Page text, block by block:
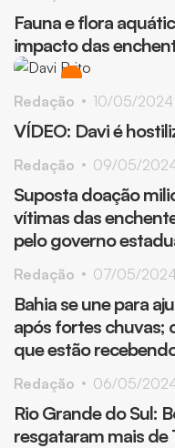
Fauna e flora
impacto das
VÍDEO: Davi é
Redação 10/05/2024
Suposta doação
vítimas das
pelo governo
Redação 09/05/
Bahia se une para
após fortes chuvas;
que estão
Redação 07/05/2024
Rio Grande do Sul:
resgataram mais de
Redação 06/05/